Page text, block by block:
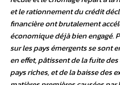
et le rationnement du crédit
financière ont brutalement
économique déjà bien engagé.
sur les pays émergents se sont
en effet, pâtissent de la fuite
pays riches, et de la baisse des